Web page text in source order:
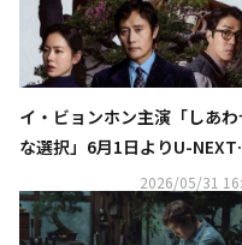
イ・ビョンホン主演「しあわ
な選択」6月1日よりU-NEXT
て先行レンタル独占配信開始
2026/05/31